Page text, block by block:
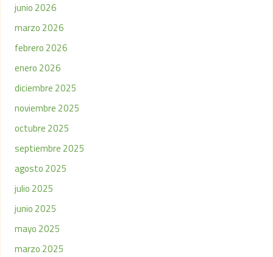
junio 2026
marzo 2026
febrero 2026
enero 2026
diciembre 2025
noviembre 2025
octubre 2025
septiembre 2025
agosto 2025
julio 2025
junio 2025
mayo 2025
marzo 2025